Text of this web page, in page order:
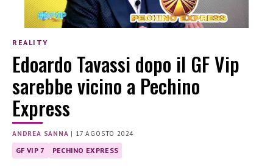
REALITY
Edoardo Tavassi dopo il GF Vip
sarebbe vicino a Pechino
Express
ANDREA SANNA | 17 AGOSTO 2024
GF VIP 7 PECHINO EXPRESS